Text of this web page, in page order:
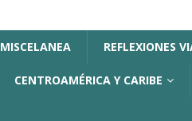
MISCELANEA REFLEXIONES
CENTROAMÉRICA Y CARIBE